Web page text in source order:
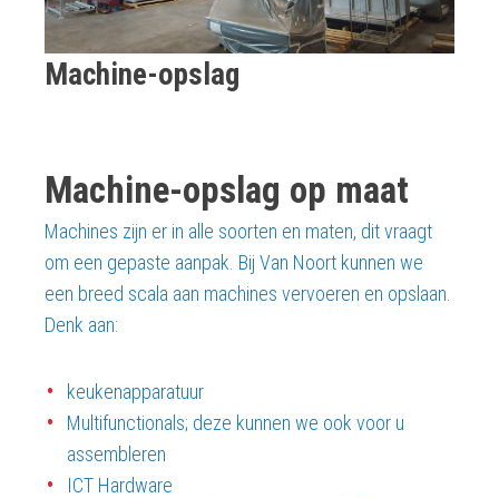
Machine-opslag
Machine-opslag op maat
Machines zijn er in alle soorten en maten, dit vraagt
om een gepaste aanpak. Bij Van Noort kunnen we
een breed scala aan machines vervoeren en opslaan.
Denk aan:
keukenapparatuur
Multifunctionals; deze kunnen we ook voor u
assembleren
ICT Hardware